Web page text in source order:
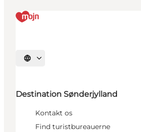
Vælg sprog
Destination Sønderjylland
Kontakt os
Find turistbureauerne